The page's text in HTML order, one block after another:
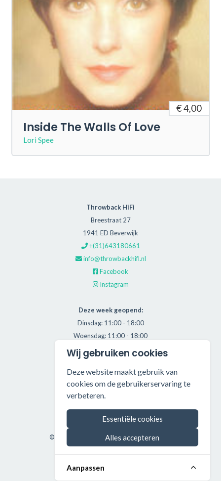
€ 4,00
Inside The Walls Of Love
Lori Spee
Throwback HiFi
Breestraat 27
1941 ED Beverwijk
+(31)643180661
info@throwbackhifi.nl
Facebook
Instagram
Deze week geopend:
Dinsdag: 11:00 - 18:00
Woensdag: 11:00 - 18:00
Donderdag: 11:00 - 21:00
Vrijdag: 11:00 - 18:00
Zaterdag: 11:00 - 17:00
Alle getoonde prijzen zijn incl. BTW.
Algemene Voorwaarden
Manage cookies
©2026 Throwback HiFi — All rights reserved.
Wij gebruiken cookies
Deze website maakt gebruik van
cookies om de gebruikerservaring te
verbeteren.
Essentiële cookies
Alles accepteren
Aanpassen